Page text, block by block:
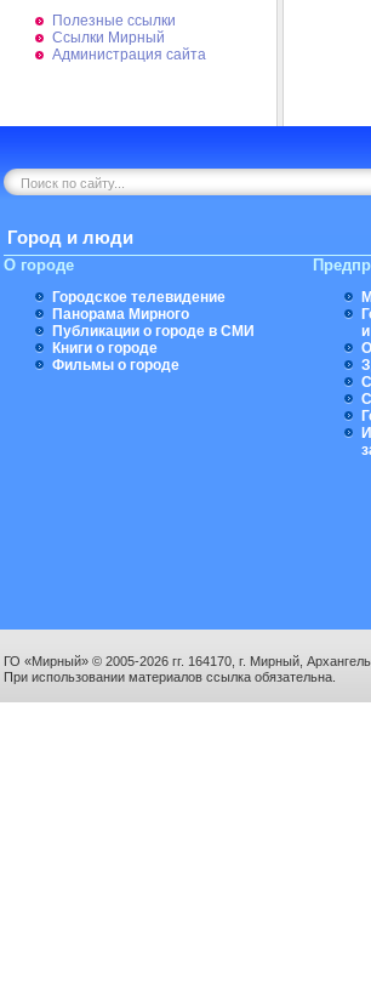
Полезные ссылки
Ссылки Мирный
Администрация сайта
Город и люди
О городе
Городское телевидение
Панорама Мирного
Публикации о городе в СМИ
Книги о городе
Фильмы о городе
ГО «Мирный» © 2005-2026 гг. 164170, г. Мирный,
При использовании материалов ссылка обязательна.